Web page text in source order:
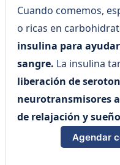
Cuando comemos,
o ricas en
insulina para
sangre. La insulina
liberación de
neurotransmisores
de relajación y
Agendar